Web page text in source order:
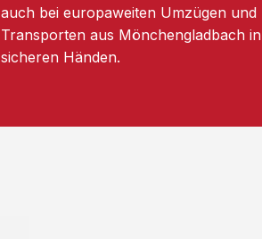
auch bei europaweiten Umzügen und
Transporten aus Mönchengladbach in
sicheren Händen.